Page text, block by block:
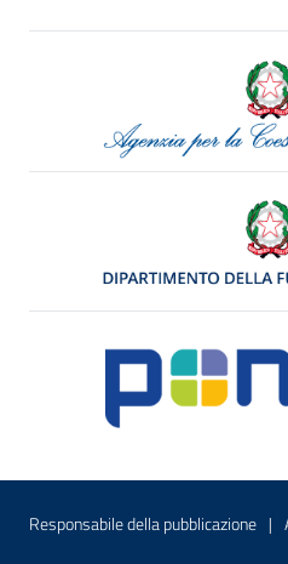
Menu di servizio
Responsabile della pubblicazione